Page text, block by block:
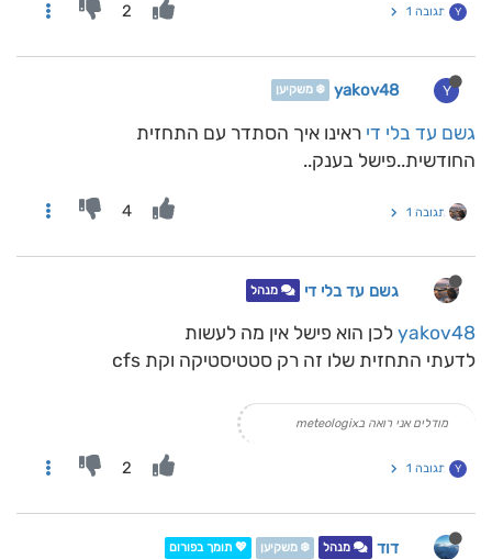
Y תגובה 1 2
Y
yakov48 ❄️ משקיען
גשם עד בלי די ראינו איך הסתדר עם התחזית
החודשית..פישל בענק..
תגובה 1 4
גשם עד בלי די מנהל
yakov48 לכן הוא פישל אין מה לעשות
לדעתי התחזית שלו זה רק סטטיסטיקה וקת cfs
מודלים אני רואה בmeteologix
Y תגובה 1 2
דוד מנהל ❄️ משקיען 💖 תומך בפורום